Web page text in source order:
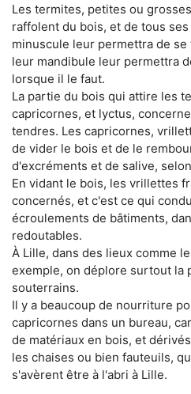
Les termites, petites ou
raffolent du bois, et de tous
minuscule leur permettra de
leur mandibule leur permettra
lorsque il le faut.
La partie du bois qui attire les
capricornes, et lyctus,
tendres. Les capricornes,
de vider le bois et de le
d'excréments et de salive,
En vidant le bois, les vrillettes
concernés, et c'est ce qui
écroulements de bâtiments,
redoutables.
À Lille, dans des lieux comme
exemple, on déplore surtout la
souterrains.
Il y a beaucoup de nourriture
capricornes dans un bureau,
de matériaux en bois, et
les chaises ou bien fauteuils,
s'avèrent être à l'abri à Lille.